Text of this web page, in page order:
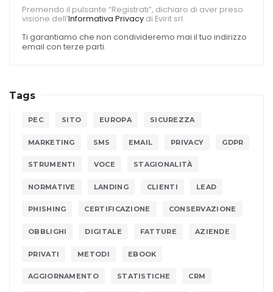
Premendo il pulsante “Registrati”, dichiaro di aver preso
visione dell’Informativa Privacy di Evirit srl.
Ti garantiamo che non condivideremo mai il tuo indirizzo
email con terze parti.
Tags
PEC SITO EUROPA SICUREZZA
MARKETING SMS EMAIL PRIVACY GDPR
STRUMENTI VOCE STAGIONALITÀ
NORMATIVE LANDING CLIENTI LEAD
PHISHING CERTIFICAZIONE CONSERVAZIONE
OBBLIGHI DIGITALE FATTURE AZIENDE
PRIVATI METODI EBOOK
AGGIORNAMENTO STATISTICHE CRM